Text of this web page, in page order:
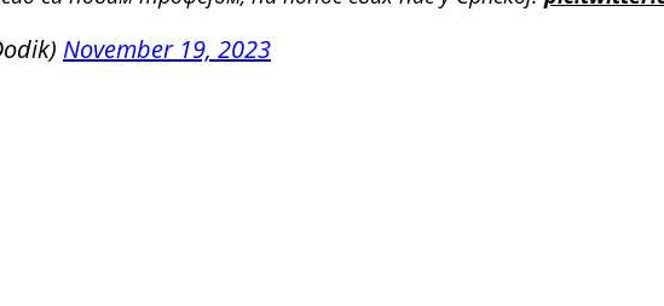
November 19, 2023